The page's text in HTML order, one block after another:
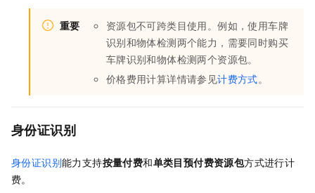
重要
资源包不可跨类目使用。例如，使用车牌
识别和物体检测两个能力，需要同时购买
车牌识别和物体检测两个资源包。
价格费用计算详情请参见计费方式。
身份证识别
身份证识别能力支持按量付费和单类目预付费资源包方式进行计
费。